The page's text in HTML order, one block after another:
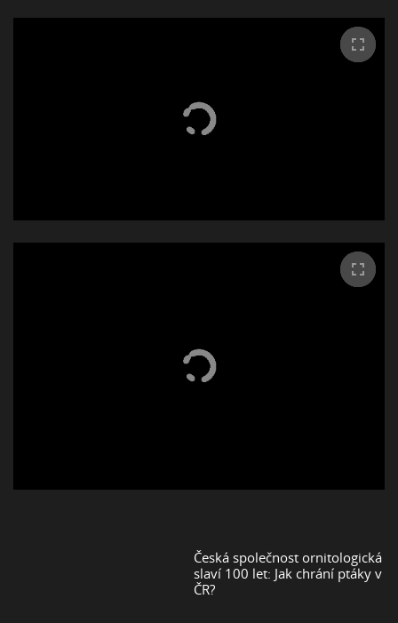
Česká společnost ornitologická
slaví 100 let: Jak chrání ptáky v
ČR?